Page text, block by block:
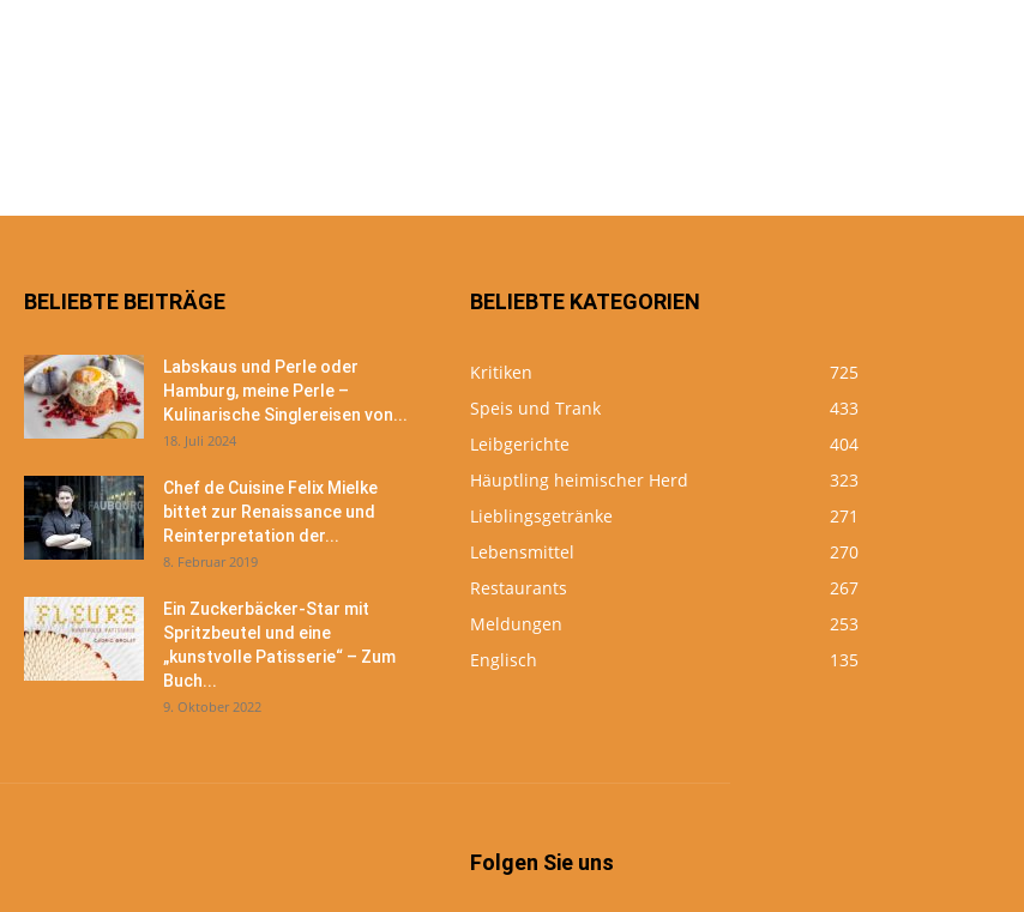
BELIEBTE BEITRÄGE
Labskaus und Perle oder
Hamburg, meine Perle –
Kulinarische Singlereisen von...
18. Juli 2024
Chef de Cuisine Felix Mielke
bittet zur Renaissance und
Reinterpretation der...
8. Februar 2019
Ein Zuckerbäcker-Star mit
Spritzbeutel und eine
„kunstvolle Patisserie“ – Zum
Buch...
9. Oktober 2022
BELIEBTE KATEGORIEN
Kritiken
725
Speis und Trank
433
Leibgerichte
404
Häuptling heimischer Herd
323
Lieblingsgetränke
271
Lebensmittel
270
Restaurants
267
Meldungen
253
Englisch
135
Folgen Sie uns